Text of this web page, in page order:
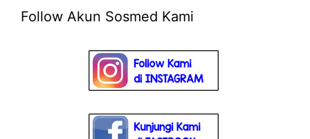
Follow Akun Sosmed Kami